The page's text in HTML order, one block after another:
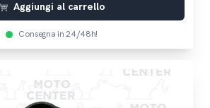
Aggiungi al carrello
Consegna in 24/48h!